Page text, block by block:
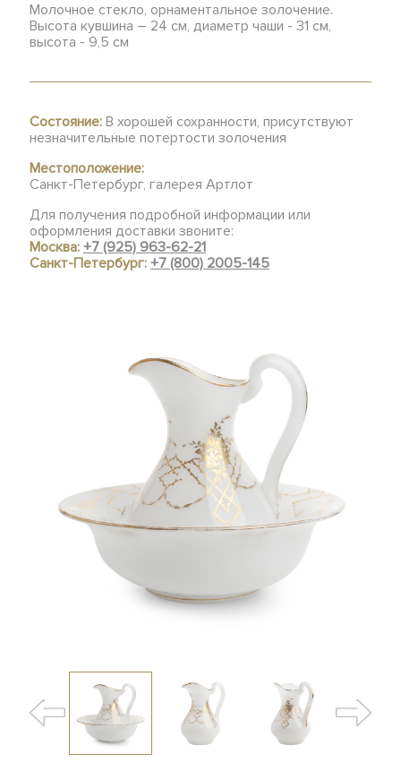
Молочное стекло, орнаментальное золочение.
Высота кувшина – 24 см, диаметр чаши - 31 см,
высота - 9,5 см
Состояние: В хорошей сохранности, присутствуют
незначительные потертости золочения
Местоположение:
Санкт-Петербург, галерея Артлот
Для получения подробной информации или
оформления доставки звоните:
Москва:+7 (925) 963-62-21
Санкт-Петербург:+7 (800) 2005-145